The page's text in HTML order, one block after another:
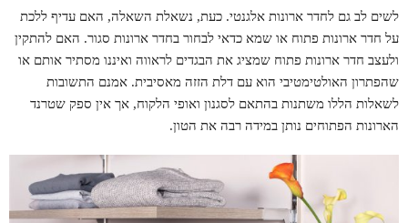
לשים לב גם לחדר ארונות אלגנטי. כעת, נשאלת השאלה, האם עדיף ללכת
על חדר ארונות פתוח או שמא כדאי לבחור בחדר ארונות סגור. האם להתקין
ולעצב חדר ארונות פתוח שמציג את הבגדים לראווה ואיננו מסתיר אותם או
שהפתרון האולטימטיבי הוא עם דלת הזזה מאסיבית. אמנם התשובות
לשאלות הללו משתנות בהתאם לסגנון ואופי הלקוח, אך אין ספק שטרנד
הארונות הפתוחים נותן במידה רבה את הטון.